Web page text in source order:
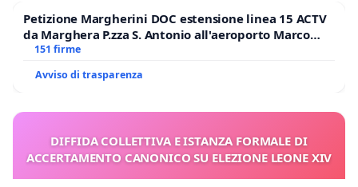
Petizione Margherini DOC estensione linea 15 ACTV
da Marghera P.zza S. Antonio all'aeroporto Marco
Polo tariffa a € 1,50
151 firme
Avviso di trasparenza
DIFFIDA COLLETTIVA E ISTANZA FORMALE DI
ACCERTAMENTO CANONICO SU ELEZIONE LEONE XIV